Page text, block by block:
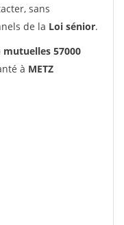
sans
de la Loi sénior.
mutuelles 57000
à METZ